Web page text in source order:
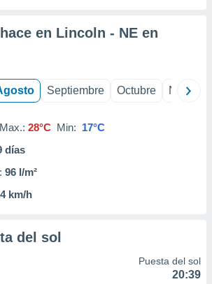
en Lincoln - NE en
Septiembre Octubre
Max.: 28°C Min: 17°C
días
96 l/m²
km/h
del sol
Puesta del sol
20:39